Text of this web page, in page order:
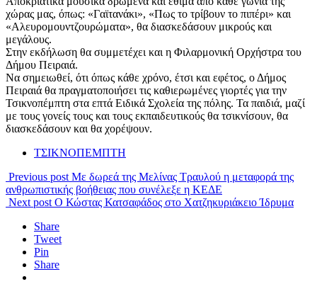
χώρας μας, όπως: «Γαϊτανάκι», «Πως το τρίβουν το πιπέρι» και
«Αλευρομουντζουρώματα», θα διασκεδάσουν μικρούς και
μεγάλους.
Στην εκδήλωση θα συμμετέχει και η Φιλαρμονική Ορχήστρα του
Δήμου Πειραιά.
Να σημειωθεί, ότι όπως κάθε χρόνο, έτσι και εφέτος, ο Δήμος
Πειραιά θα πραγματοποιήσει τις καθιερωμένες γιορτές για την
Τσικνοπέμπτη στα επτά Ειδικά Σχολεία της πόλης. Τα παιδιά, μαζί
με τους γονείς τους και τους εκπαιδευτικούς θα τσικνίσουν, θα
διασκεδάσουν και θα χορέψουν.
ΤΣΙΚΝΟΠΕΜΠΤΗ
Previous post Με δωρεά της Μελίνας Τραυλού η μεταφορά της
ανθρωπιστικής βοήθειας που συνέλεξε η ΚΕΔΕ
Next post Ο Κώστας Κατσαφάδος στο Χατζηκυριάκειο Ίδρυμα
Share
Tweet
Pin
Share